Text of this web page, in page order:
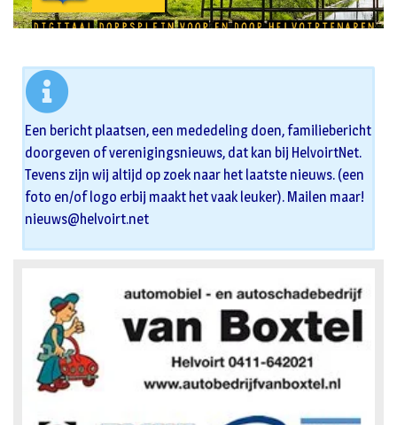
Een bericht plaatsen, een mededeling doen, familiebericht
doorgeven of verenigingsnieuws, dat kan bij HelvoirtNet.
Tevens zijn wij altijd op zoek naar het laatste nieuws. (een
foto en/of logo erbij maakt het vaak leuker). Mailen maar!
nieuws@helvoirt.net